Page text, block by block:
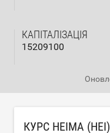
КАПІТАЛІЗАЦІЯ
15209100
КУРС HEIMA